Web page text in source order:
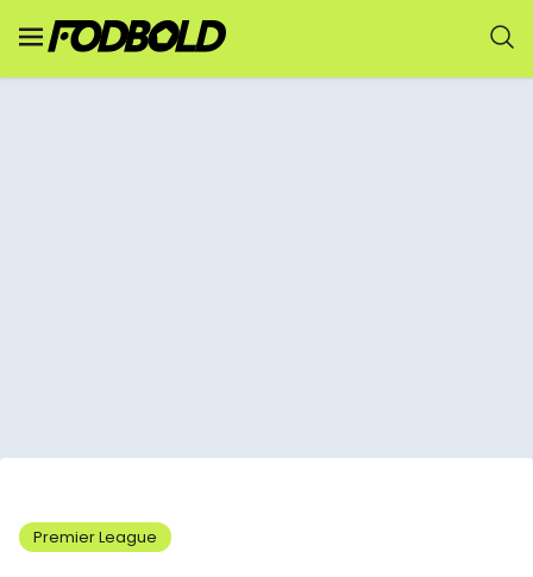
Premier League